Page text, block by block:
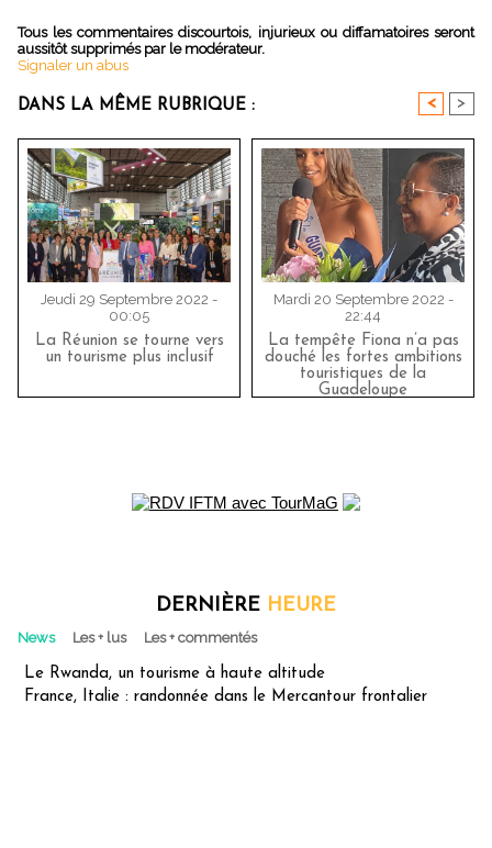
Tous les commentaires discourtois, injurieux ou diffamatoires seront
aussitôt supprimés par le modérateur.
Signaler un abus
DANS LA MÊME RUBRIQUE : < >
Jeudi 29 Septembre 2022 -
00:05
La Réunion se tourne vers
un tourisme plus inclusif
Mardi 20 Septembre 2022 -
22:44
La tempête Fiona n’a pas
douché les fortes ambitions
touristiques de la
Guadeloupe
DERNIÈRE HEURE
News Les + lus Les + commentés
Le Rwanda, un tourisme à haute altitude
France, Italie : randonnée dans le Mercantour frontalier